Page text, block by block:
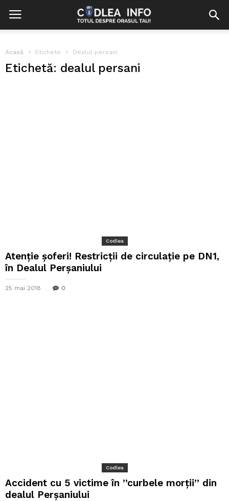
Acasă Etichete Dealul persani
Etichetă: dealul persani
Codlea
Atenție șoferi! Restricții de circulație pe DN1,
în Dealul Perșaniului
25 mai 2018 0
Codlea
Accident cu 5 victime în ”curbele morții” din
dealul Perșaniului